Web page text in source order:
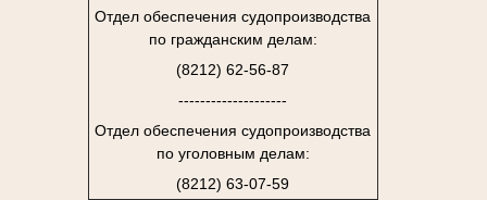
Отдел обеспечения судопроизводства
по гражданским делам:
(8212) 62-56-87
--------------------
Отдел обеспечения судопроизводства
по уголовным делам:
(8212) 63-07-59